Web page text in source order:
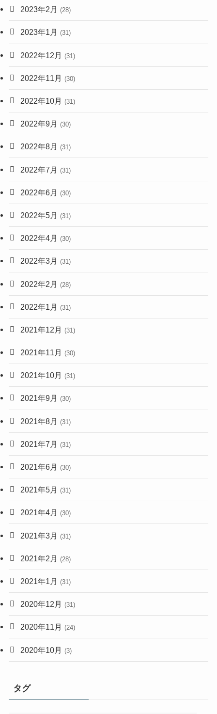
2023年2月 (28)
2023年1月 (31)
2022年12月 (31)
2022年11月 (30)
2022年10月 (31)
2022年9月 (30)
2022年8月 (31)
2022年7月 (31)
2022年6月 (30)
2022年5月 (31)
2022年4月 (30)
2022年3月 (31)
2022年2月 (28)
2022年1月 (31)
2021年12月 (31)
2021年11月 (30)
2021年10月 (31)
2021年9月 (30)
2021年8月 (31)
2021年7月 (31)
2021年6月 (30)
2021年5月 (31)
2021年4月 (30)
2021年3月 (31)
2021年2月 (28)
2021年1月 (31)
2020年12月 (31)
2020年11月 (24)
2020年10月 (3)
タグ